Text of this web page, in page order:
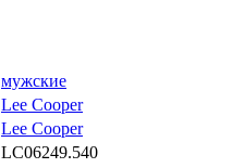
мужские
Lee Cooper
Lee Cooper
LC06249.540